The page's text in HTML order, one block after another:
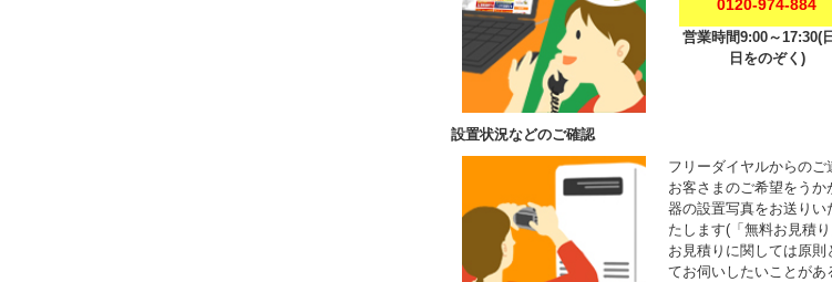
0120-974-884
営業時間9:00～17:30(
日をのぞく)
設置状況などのご確認
フリーダイヤルからのご
お客さまのご希望をう
器の設置写真をお送り
たします(「無料お見積
お見積りに関しては原
てお伺いしたいことが